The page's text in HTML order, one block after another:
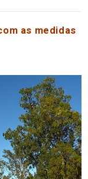
as medidas